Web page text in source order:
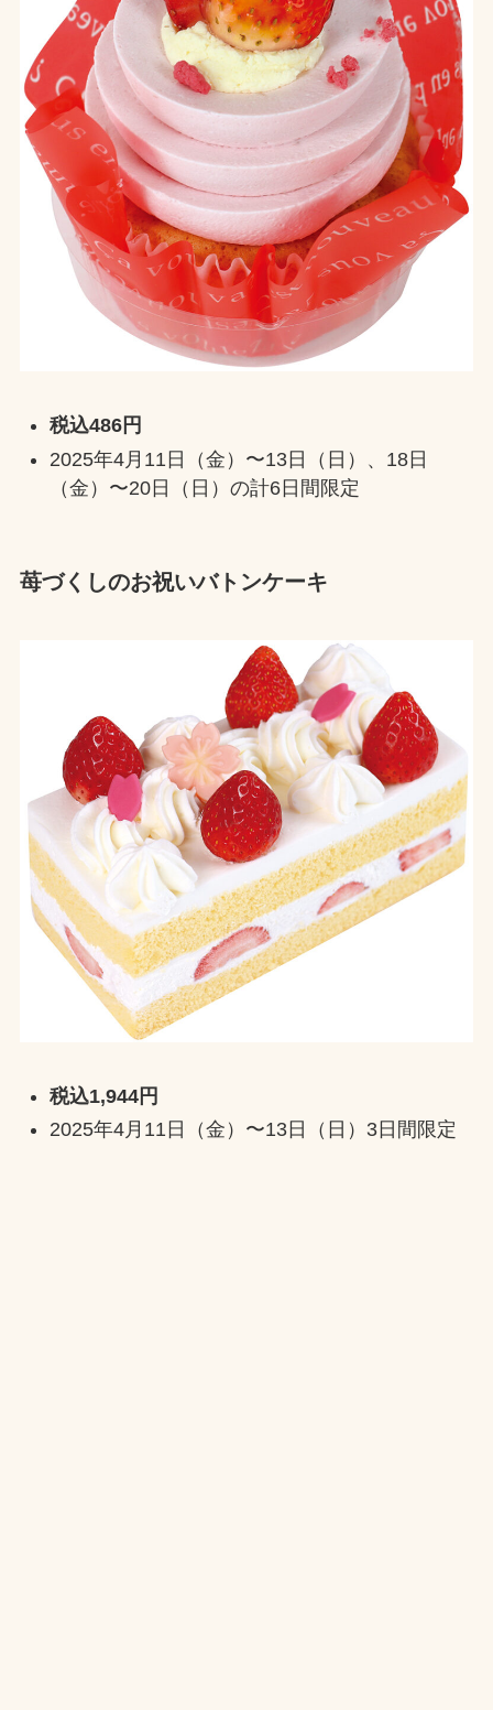
税込486円
2025年4月11日（金）〜13日（日）、18日
（金）〜20日（日）の計6日間限定
苺づくしのお祝いバトンケーキ
税込1,944円
2025年4月11日（金）〜13日（日）3日間限定